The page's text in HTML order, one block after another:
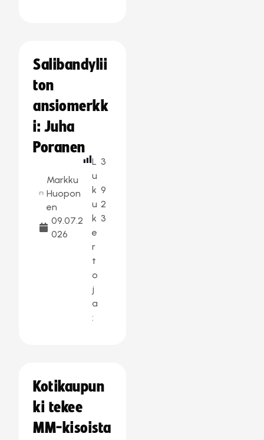
Salibandylii
ton
ansiomerkk
i: Juha
Poranen
Markku
Huopon
en
09.07.2
026
L
u
k
u
k
e
r
t
o
j
a
:
3
9
2
3
Kotikaupun
ki tekee
MM-kisoista